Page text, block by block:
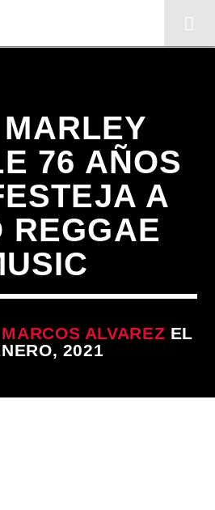
76 AÑOS
A
REGGAE
MARCOS ALVAREZ EL
2021